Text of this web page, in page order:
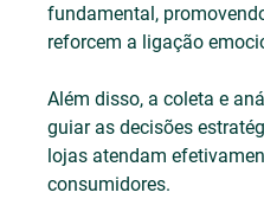
fundamental,
reforcem a ligação
Além disso, a coleta e
guiar as decisões
lojas atendam
consumidores.